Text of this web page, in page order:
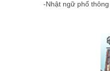
-Nhật ngữ phổ